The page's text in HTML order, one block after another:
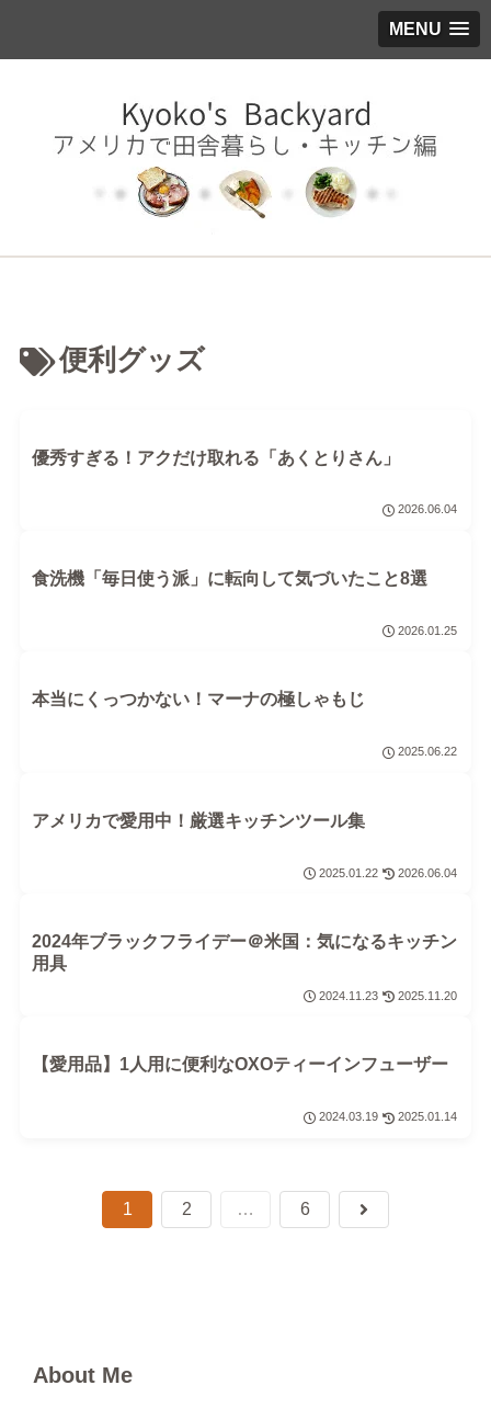
MENU
便利グッズ
優秀すぎる！アクだけ取れる「あくとりさん」
2026.06.04
食洗機「毎日使う派」に転向して気づいたこと8選
2026.01.25
本当にくっつかない！マーナの極しゃもじ
2025.06.22
アメリカで愛用中！厳選キッチンツール集
2025.01.22 2026.06.04
2024年ブラックフライデー＠米国：気になるキッチン
用具
2024.11.23 2025.11.20
【愛用品】1人用に便利なOXOティーインフューザー
2024.03.19 2025.01.14
1 2 … 6
次
へ
About Me